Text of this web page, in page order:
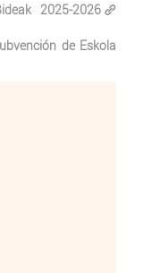
2025-2026
de Eskola